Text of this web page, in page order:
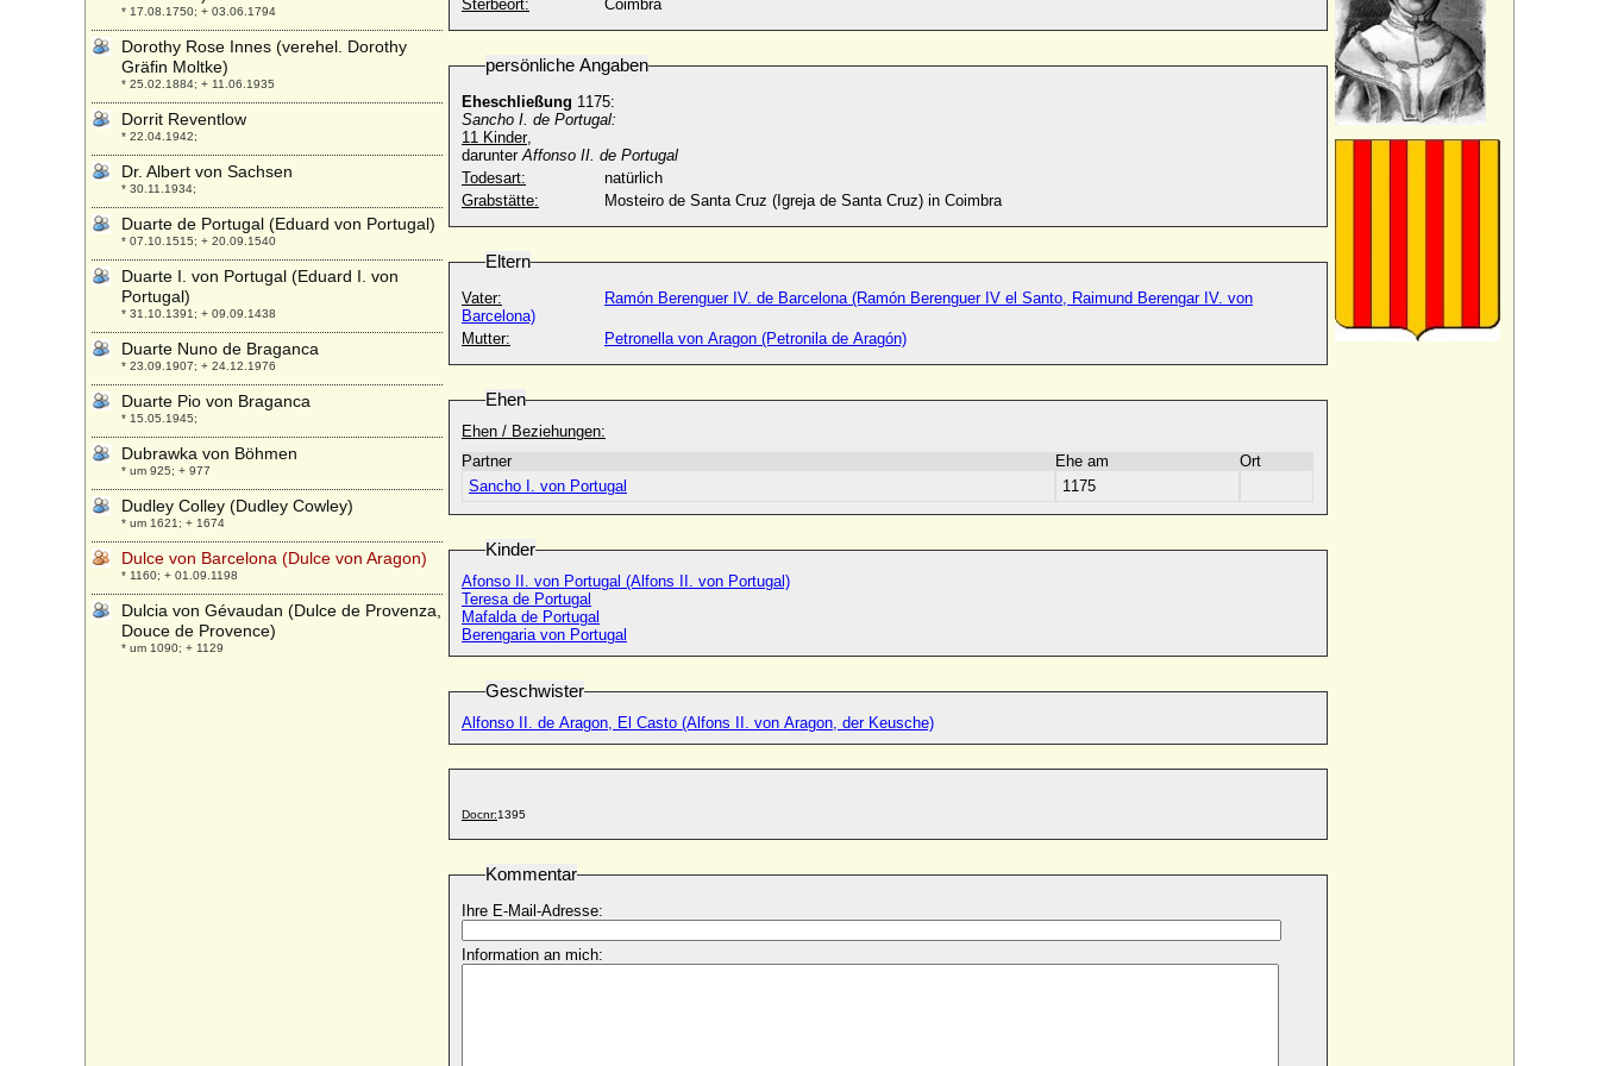
Sterbeort:
Coimbra
persönliche Angaben
Eheschließung 1175:
Sancho I. de Portugal:
11 Kinder,
darunterAffonso II. de Portugal
Todesart:
natürlich
Grabstätte:
Mosteiro de Santa Cruz (Igreja de Santa Cruz) in Coimbra
Eltern
Vater:
Ramón Berenguer IV. de Barcelona (Ramón Berenguer IV el Santo, Raimund Berengar IV. von
Barcelona)
Mutter:
Petronella von Aragon (Petronila de Aragón)
Ehen
Ehen / Beziehungen:
Partner
Ehe am
Ort
Sancho I. von Portugal
1175
Kinder
Afonso II. von Portugal (Alfons II. von Portugal)
Teresa de Portugal
Mafalda de Portugal
Berengaria von Portugal
Geschwister
Alfonso II. de Aragon, El Casto (Alfons II. von Aragon, der Keusche)
Docnr:1395
Kommentar
Ihre E-Mail-Adresse:
Information an mich:
* 17.08.1750; + 03.06.1794
Dorothy Rose Innes (verehel. Dorothy
Gräfin Moltke)
* 25.02.1884; + 11.06.1935
Dorrit Reventlow
* 22.04.1942;
Dr. Albert von Sachsen
* 30.11.1934;
Duarte de Portugal (Eduard von Portugal)
* 07.10.1515; + 20.09.1540
Duarte I. von Portugal (Eduard I. von
Portugal)
* 31.10.1391; + 09.09.1438
Duarte Nuno de Braganca
* 23.09.1907; + 24.12.1976
Duarte Pio von Braganca
* 15.05.1945;
Dubrawka von Böhmen
* um 925; + 977
Dudley Colley (Dudley Cowley)
* um 1621; + 1674
Dulce von Barcelona (Dulce von Aragon)
* 1160; + 01.09.1198
Dulcia von Gévaudan (Dulce de Provenza,
Douce de Provence)
* um 1090; + 1129